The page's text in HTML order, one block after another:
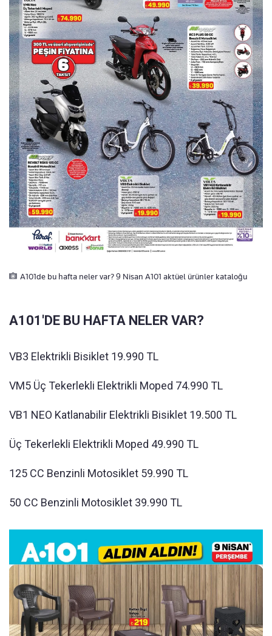
A101de bu hafta neler var? 9 Nisan A101 aktüel ürünler kataloğu
A101'DE BU HAFTA NELER VAR?
VB3 Elektrikli Bisiklet 19.990 TL
VM5 Üç Tekerlekli Elektrikli Moped 74.990 TL
VB1 NEO Katlanabilir Elektrikli Bisiklet 19.500 TL
Üç Tekerlekli Elektrikli Moped 49.990 TL
125 CC Benzinli Motosiklet 59.990 TL
50 CC Benzinli Motosiklet 39.990 TL